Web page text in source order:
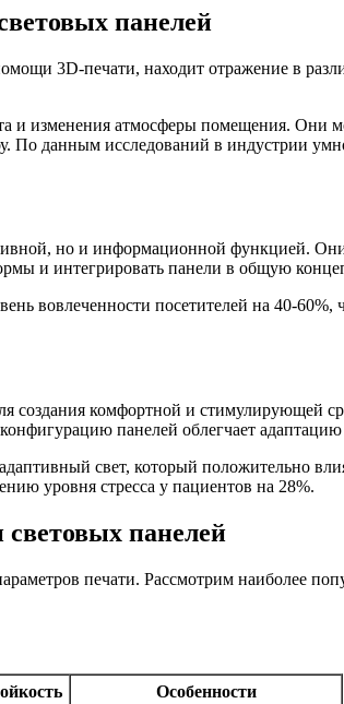
панелей
3D-печати, находит отражение в
и изменения атмосферы помещения. Они
По данным исследований в индустрии
но и информационной функцией.
и интегрировать панели в общую
вовлеченности посетителей на 40-
создания комфортной и стимулирующей
панелей облегчает адаптацию
свет, который положительно
уровня стресса у пациентов на 28%.
панелей
печати. Рассмотрим наиболее
Особенности